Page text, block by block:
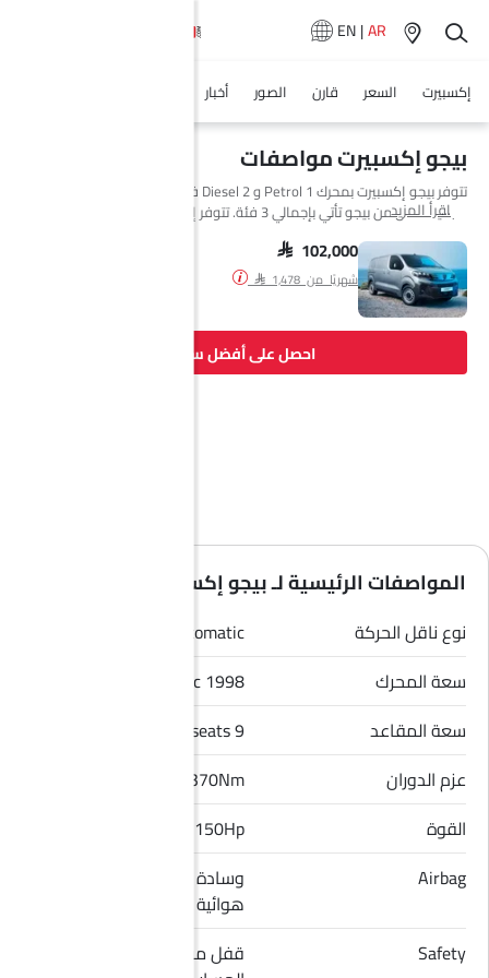
EN|AR
إكسبيرت السعر قارن الصور أخبار
بيجو إكسبيرت مواصفات
الجديدة فان من بيجو تأتي بإجمالي 3 فئة. تتوفر إكسبيرت بناقل حركة
Automatic. وأيضًا، بناءً على الفئة ونوع الوقود، يبلغ استهلاك الوقود للسيارة
إكسبيرت 17.3 Km/l kmpl.
اقرأ المزيد
SAR 102,000
شهريًا من SAR 1,478
احصل على أفضل سعر
المواصفات الرئيسية لـ بيجو إكسبيرت 2026
نوع ناقل الحركة
Automatic
سعة المحرك
1998 cc
سعة المقاعد
9 seats
عزم الدوران
370Nm
القوة
150Hp
Airbag
وسادة هوائية للسائق, وسادة
هوائية للراكب الأمامي
Safety
قفل مركزي, مؤشر تغيير